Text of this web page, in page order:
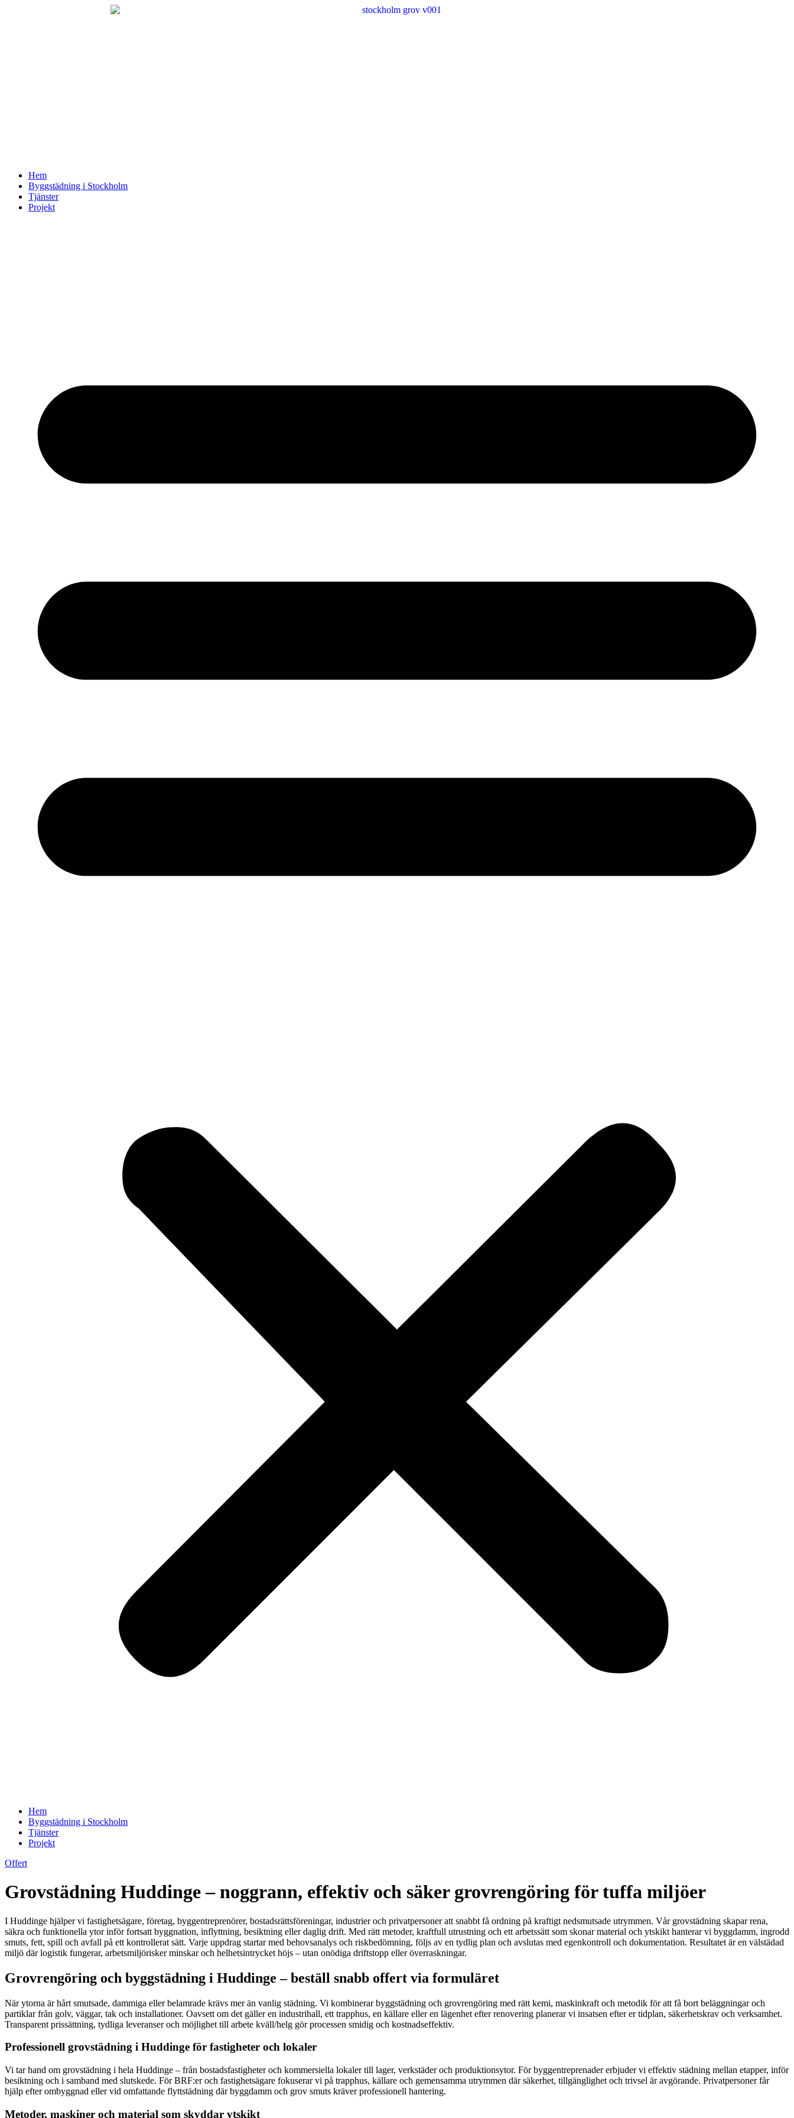
Hem
Byggstädning i Stockholm
Tjänster
Projekt
Hem
Byggstädning i Stockholm
Tjänster
Projekt
Offert
Grovstädning Huddinge – noggrann, effektiv och säker grovrengöring för tuffa miljöer
I Huddinge hjälper vi fastighetsägare, företag, byggentreprenörer, bostadsrättsföreningar, industrier och privatpersoner att snabbt få ordning på kraftigt nedsmutsade utrymmen. Vår grovstädning skapar rena,
säkra och funktionella ytor inför fortsatt byggnation, inflyttning, besiktning eller daglig drift. Med rätt metoder, kraftfull utrustning och ett arbetssätt som skonar material och ytskikt hanterar vi byggdamm, ingrodd
smuts, fett, spill och avfall på ett kontrollerat sätt. Varje uppdrag startar med behovsanalys och riskbedömning, följs av en tydlig plan och avslutas med egenkontroll och dokumentation. Resultatet är en välstädad
miljö där logistik fungerar, arbetsmiljörisker minskar och helhetsintrycket höjs – utan onödiga driftstopp eller överraskningar.
Grovrengöring och byggstädning i Huddinge – beställ snabb offert via formuläret
När ytorna är hårt smutsade, dammiga eller belamrade krävs mer än vanlig städning. Vi kombinerar byggstädning och grovrengöring med rätt kemi, maskinkraft och metodik för att få bort beläggningar och
partiklar från golv, väggar, tak och installationer. Oavsett om det gäller en industrihall, ett trapphus, en källare eller en lägenhet efter renovering planerar vi insatsen efter er tidplan, säkerhetskrav och verksamhet.
Transparent prissättning, tydliga leveranser och möjlighet till arbete kväll/helg gör processen smidig och kostnadseffektiv.
Professionell grovstädning i Huddinge för fastigheter och lokaler
Vi tar hand om grovstädning i hela Huddinge – från bostadsfastigheter och kommersiella lokaler till lager, verkstäder och produktionsytor. För byggentreprenader erbjuder vi effektiv städning mellan etapper, inför
besiktning och i samband med slutskede. För BRF:er och fastighetsägare fokuserar vi på trapphus, källare och gemensamma utrymmen där säkerhet, tillgänglighet och trivsel är avgörande. Privatpersoner får
hjälp efter ombyggnad eller vid omfattande flyttstädning där byggdamm och grov smuts kräver professionell hantering.
Metoder, maskiner och material som skyddar ytskikt